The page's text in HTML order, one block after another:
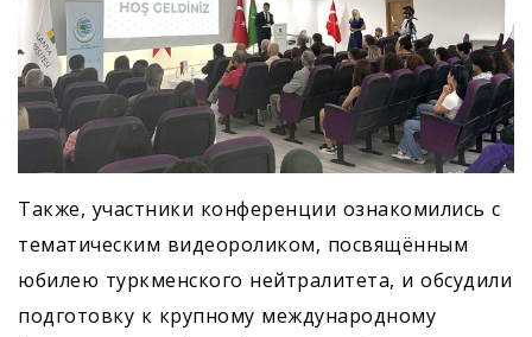
Также, участники конференции ознакомились с
тематическим видеороликом, посвящённым
юбилею туркменского нейтралитета, и обсудили
подготовку к крупному международному